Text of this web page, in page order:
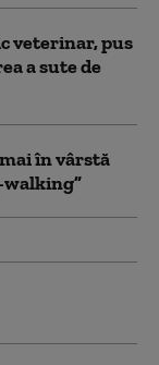
veterinar, pus
a sute de
în vârstă
walking”